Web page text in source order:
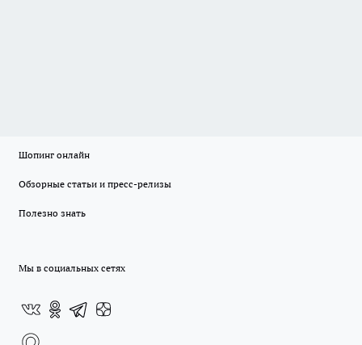
Шопинг онлайн
Обзорные статьи и пресс-релизы
Полезно знать
Мы в социальных сетях